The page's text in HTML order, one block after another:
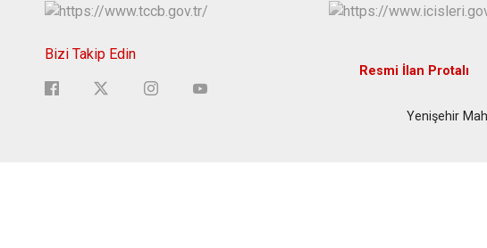
Bizi Takip Edin
Resmi İlan Protalı
Yenişehir